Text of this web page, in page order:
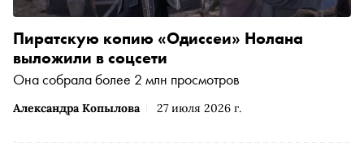
Александра Копылова 27 июля 2026 г.
Пиратскую копию «Одиссеи» Нолана
выложили в соцсети
Она собрала более 2 млн просмотров